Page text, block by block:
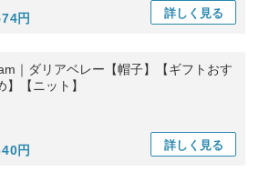
円 詳しく 見る
｜ダリアベレー【帽子】【ギフトおす
】【ニット】
円 詳しく 見る